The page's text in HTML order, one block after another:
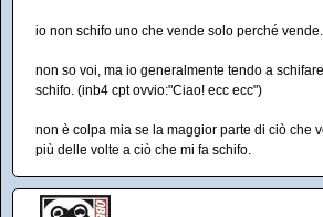
io non schifo uno che vende solo perché vende.
non so voi, ma io generalmente tendo a
schifo. (inb4 cpt ovvio:"Ciao! ecc ecc")
non è colpa mia se la maggior parte di ciò che
più delle volte a ciò che mi fa schifo.